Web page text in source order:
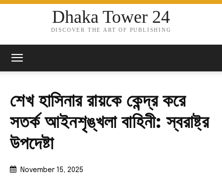
Dhaka Tower 24
DISCOVER THE ART OF PUBLISHING
শেখ হাসিনার রায়কে কেন্দ্র করে
সতর্ক আইনশৃঙ্খলা বাহিনী: স্বরাষ্ট্র
উপদেষ্টা
November 15, 2025